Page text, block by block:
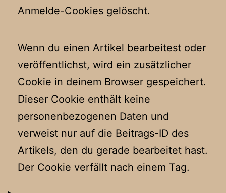
Anmelde-Cookies gelöscht.
Wenn du einen Artikel bearbeitest oder
veröffentlichst, wird ein zusätzlicher
Cookie in deinem Browser gespeichert.
Dieser Cookie enthält keine
personenbezogenen Daten und
verweist nur auf die Beitrags-ID des
Artikels, den du gerade bearbeitet hast.
Der Cookie verfällt nach einem Tag.